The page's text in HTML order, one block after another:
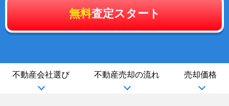
無料査定スタート
不動産会社選び 不動産売却の流れ 売却価格